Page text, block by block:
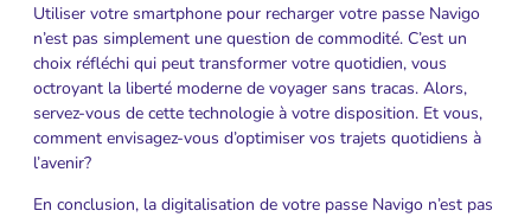
Utiliser votre smartphone pour recharger votre passe Navigo
n’est pas simplement une question de commodité. C’est un
choix réfléchi qui peut transformer votre quotidien, vous
octroyant la liberté moderne de voyager sans tracas. Alors,
servez-vous de cette technologie à votre disposition. Et vous,
comment envisagez-vous d’optimiser vos trajets quotidiens à
l’avenir?
En conclusion, la digitalisation de votre passe Navigo n’est pas